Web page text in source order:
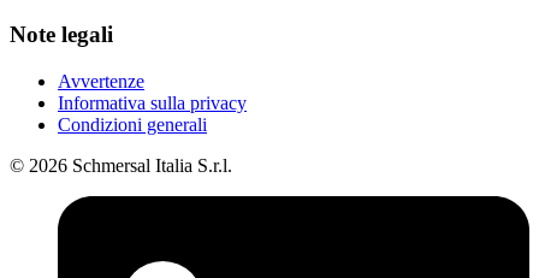
Note legali
Avvertenze
Informativa sulla privacy
Condizioni generali
© 2026 Schmersal Italia S.r.l.